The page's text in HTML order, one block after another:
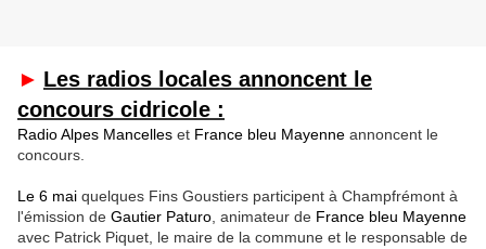
► Les radios locales annoncent le
concours cidricole :
Radio Alpes Mancelles et France bleu Mayenne annoncent le
concours.
Le 6 mai quelques Fins Goustiers participent à Champfrémont à
l'émission de Gautier Paturo , animateur de France bleu Mayenne
avec Patrick Piquet, le maire de la commune et le responsable de